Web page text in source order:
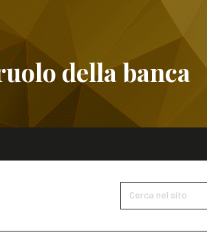
della banca
SCOPRI I
Cerca nel sito